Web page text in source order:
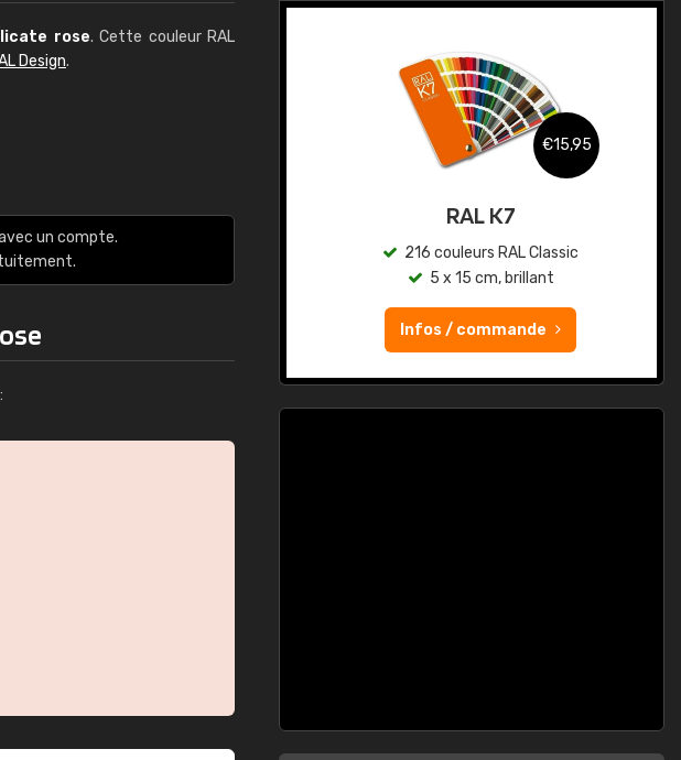
rose. Cette couleur RAL
Design.
un compte.
RAL K7 à base d'eau
216 couleurs RAL Classic
Infos / commande
€15,95
RAL K7
216 couleurs RAL Classic
5 x 15 cm, brillant
Infos / commande